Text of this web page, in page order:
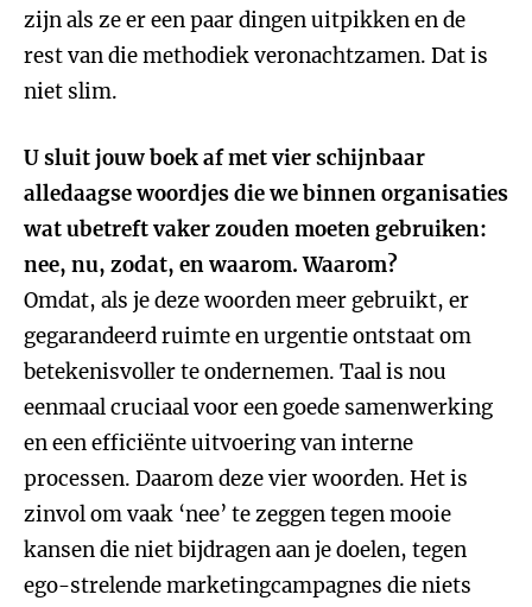
zijn als ze er een paar dingen uitpikken en de
rest van die methodiek veronachtzamen. Dat is
niet slim.
U sluit jouw boek af met vier schijnbaar
alledaagse woordjes die we binnen organisaties
wat ubetreft vaker zouden moeten gebruiken:
nee, nu, zodat, en waarom. Waarom?
Omdat, als je deze woorden meer gebruikt, er
gegarandeerd ruimte en urgentie ontstaat om
betekenisvoller te ondernemen. Taal is nou
eenmaal cruciaal voor een goede samenwerking
en een efficiënte uitvoering van interne
processen. Daarom deze vier woorden. Het is
zinvol om vaak ‘nee’ te zeggen tegen mooie
kansen die niet bijdragen aan je doelen, tegen
ego-strelende marketingcampagnes die niets